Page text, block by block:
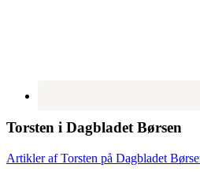
Torsten i Dagbladet Børsen
Artikler af Torsten på Dagbladet